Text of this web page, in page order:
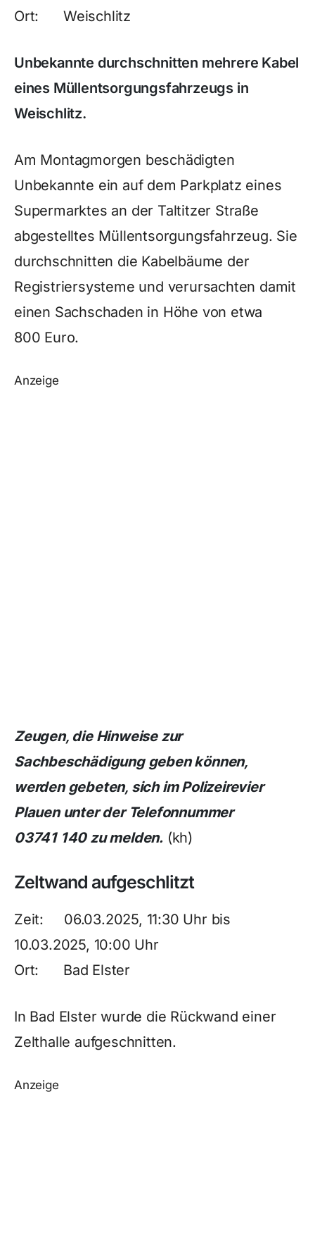
Ort: Weischlitz
Unbekannte durchschnitten mehrere Kabel
eines Müllentsorgungsfahrzeugs in
Weischlitz.
Am Montagmorgen beschädigten
Unbekannte ein auf dem Parkplatz eines
Supermarktes an der Taltitzer Straße
abgestelltes Müllentsorgungsfahrzeug. Sie
durchschnitten die Kabelbäume der
Registriersysteme und verursachten damit
einen Sachschaden in Höhe von etwa
800 Euro.
Anzeige
Zeugen, die Hinweise zur
Sachbeschädigung geben können,
werden gebeten, sich im Polizeirevier
Plauen unter der Telefonnummer
03741 140 zu melden. (kh)
Zeltwand aufgeschlitzt
Zeit: 06.03.2025, 11:30 Uhr bis
10.03.2025, 10:00 Uhr
Ort: Bad Elster
In Bad Elster wurde die Rückwand einer
Zelthalle aufgeschnitten.
Anzeige